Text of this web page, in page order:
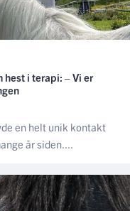
hest i terapi: – Vi er
en helt unik kontakt
år siden....